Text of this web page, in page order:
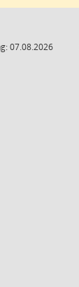
07.08.2026